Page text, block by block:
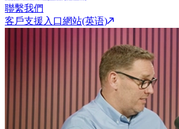
聯繫我們
客戶支援入口網站(英语)